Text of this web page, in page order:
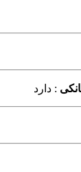
: دارد